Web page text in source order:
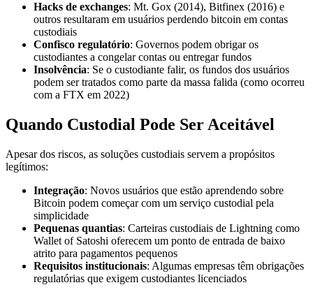
Hacks de exchanges: Mt. Gox (2014), Bitfinex (2016) e
outros resultaram em usuários perdendo bitcoin em contas
custodiais
Confisco regulatório: Governos podem obrigar os
custodiantes a congelar contas ou entregar fundos
Insolvência: Se o custodiante falir, os fundos dos usuários
podem ser tratados como parte da massa falida (como ocorreu
com a FTX em 2022)
Quando Custodial Pode Ser Aceitável
Apesar dos riscos, as soluções custodiais servem a propósitos
legítimos:
Integração: Novos usuários que estão aprendendo sobre
Bitcoin podem começar com um serviço custodial pela
simplicidade
Pequenas quantias: Carteiras custodiais de Lightning como
Wallet of Satoshi oferecem um ponto de entrada de baixo
atrito para pagamentos pequenos
Requisitos institucionais: Algumas empresas têm obrigações
regulatórias que exigem custodiantes licenciados